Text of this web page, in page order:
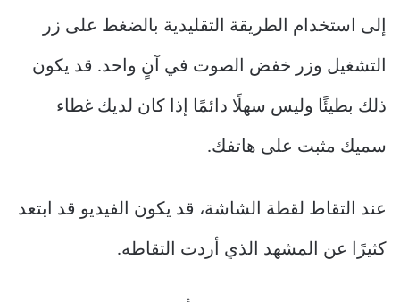
إلى استخدام الطريقة التقليدية بالضغط على زر
التشغيل وزر خفض الصوت في آنٍ واحد. قد يكون
ذلك بطيئًا وليس سهلًا دائمًا إذا كان لديك غطاء
سميك مثبت على هاتفك.
عند التقاط لقطة الشاشة، قد يكون الفيديو قد ابتعد
كثيرًا عن المشهد الذي أردت التقاطه.